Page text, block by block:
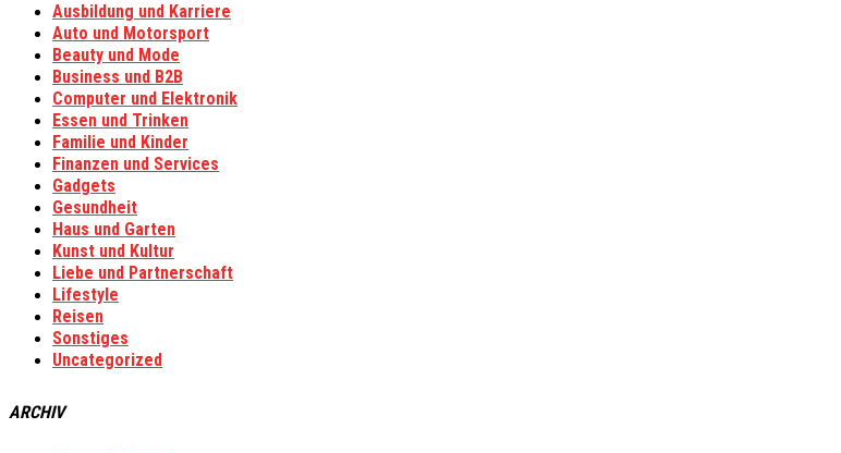
Ausbildung und Karriere
Auto und Motorsport
Beauty und Mode
Business und B2B
Computer und Elektronik
Essen und Trinken
Familie und Kinder
Finanzen und Services
Gadgets
Gesundheit
Haus und Garten
Kunst und Kultur
Liebe und Partnerschaft
Lifestyle
Reisen
Sonstiges
Uncategorized
ARCHIV